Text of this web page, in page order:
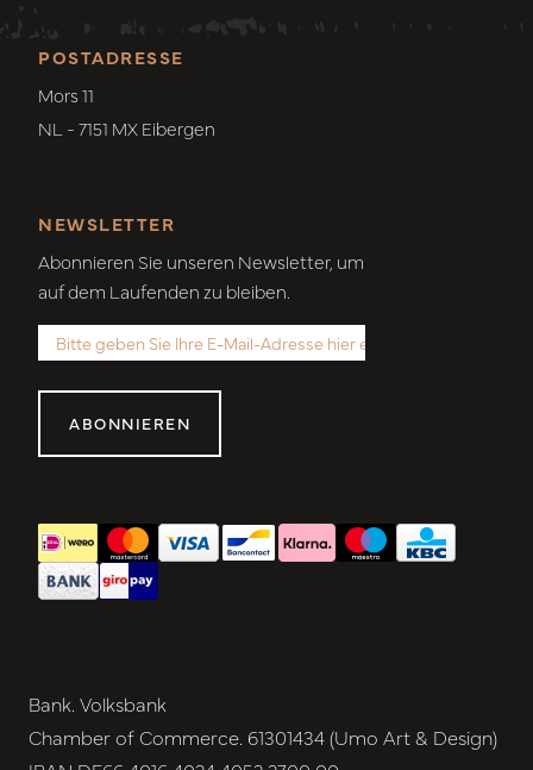
POSTADRESSE
Mors 11
NL - 7151 MX Eibergen
NEWSLETTER
Abonnieren Sie unseren Newsletter, um
auf dem Laufenden zu bleiben.
ABONNIEREN
Bank. Volksbank
Chamber of Commerce. 61301434 (Umo Art & Design)